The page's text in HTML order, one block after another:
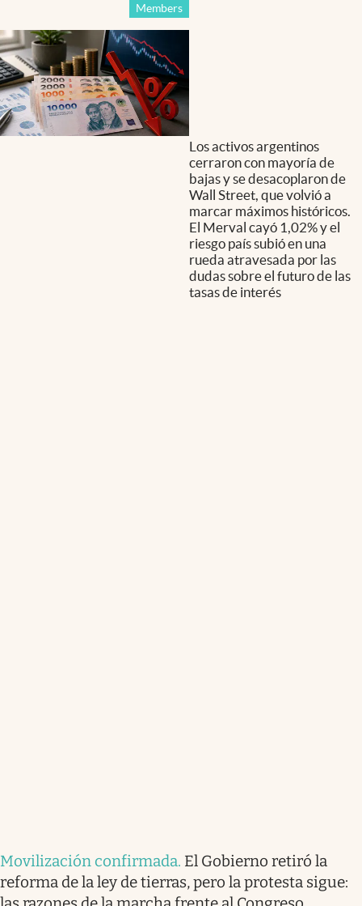
Members
Los activos argentinos
cerraron con mayoría de
bajas y se desacoplaron de
Wall Street, que volvió a
marcar máximos históricos.
El Merval cayó 1,02% y el
riesgo país subió en una
rueda atravesada por las
dudas sobre el futuro de las
tasas de interés
Movilización confirmada. El Gobierno retiró la
reforma de la ley de tierras, pero la protesta sigue: